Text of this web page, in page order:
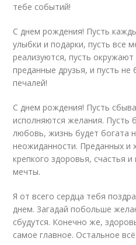
тебе событий!
С днем рождения! Пусть
улыбки и подарки, пусть все
реализуются, пусть
преданные друзья, и пусть не
печалей!
С днем рождения! Пусть
исполняются желания. Пусть
любовь, жизнь будет богата
неожиданности. Преданных и
крепкого здоровья, счастья
мечты.
Я от всего сердца тебя
днем. Загадай побольше
сбудутся. Конечно же,
самое главное. Остальное